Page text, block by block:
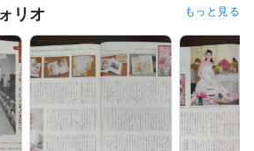
ー
リオ もっと見る